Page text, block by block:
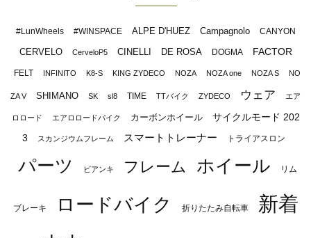
#LunWheels #WINSPACE ALPE D'HUEZ Campagnolo CANYON
CERVELO CerveloP5 CINELLI DE ROSA DOGMA FACTOR
FELT INFINITO K8-S KING ZYDECO NOZA NOZA one NOZA S NO
ZA V SHIMANO SK sl8 TIME TTバイク ZYDECO ウェア エア
ロロード エアロロードバイク カーボンホイール
サイクルモード 202
3
スカンジウムフレーム スマートトレーナー トライアスロン
パーツ ビアンキ フレーム ホイール リム
ブレーキ ロードバイク 折りたたみ自転車
新着